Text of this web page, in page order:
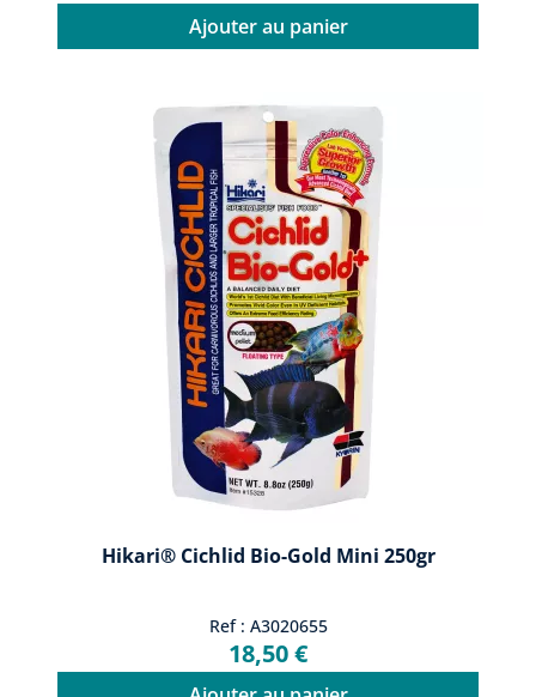
Ajouter au panier
Hikari® Cichlid Bio-Gold Mini 250gr
Ref : A3020655
18,50 €